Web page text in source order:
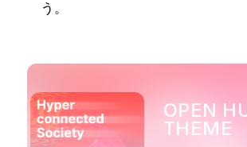
う。
OPEN
THEME